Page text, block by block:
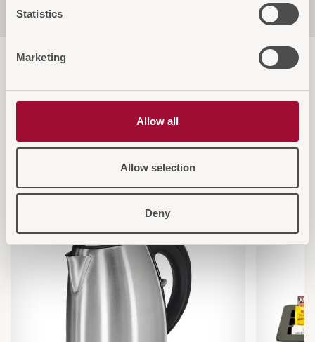
Statistics
Marketing
Allow all
Allow selection
Deny
Service & Garantie
Diese Artikel könnten Sie auch
interessieren